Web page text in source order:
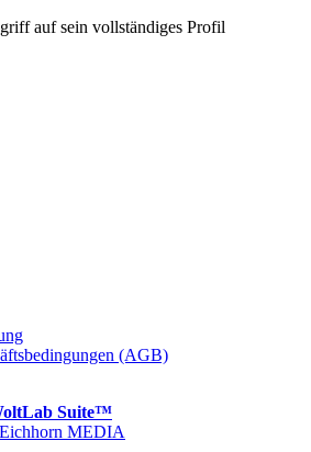
auf sein vollständiges Profil
(AGB)
Suite™
MEDIA